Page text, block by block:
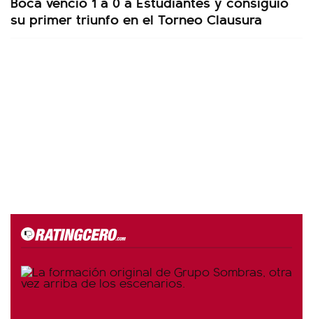
su primer triunfo en el Torneo Clausura